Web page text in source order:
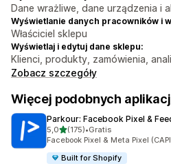
Dane wrażliwe, dane urządzenia i
Wyświetlanie danych pracowników i
Właściciel sklepu
Wyświetlaj i edytuj dane sklepu:
Klienci, produkty, zamówienia,
Zobacz szczegóły
Więcej podobnych
Parkour: Facebook Pixel &
5,0na 5 gwiazdek
(175)
Łączna liczba recenzji: 175
•Gratis
Facebook Pixel & Meta Pixel
Built for Shopify